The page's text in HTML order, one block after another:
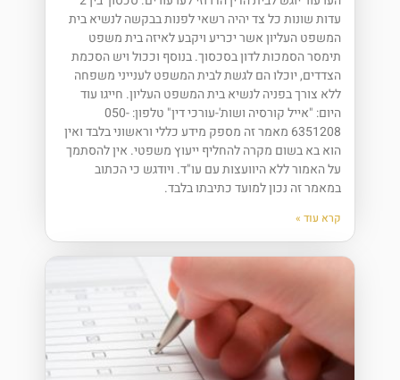
עדות שונות כל צד יהיה רשאי לפנות בבקשה לנשיא בית
המשפט העליון אשר יכריע ויקבע לאיזה בית משפט
תימסר הסמכות לדון בסכסוך. בנוסף וככול ויש הסכמת
הצדדים, יוכלו הם לגשת לבית המשפט לענייני משפחה
ללא צורך בפניה לנשיא בית המשפט העליון. חייגו עוד
היום: "אייל קורסיה ושות'-עורכי דין" טלפון: 050-
6351208 מאמר זה מספק מידע כללי וראשוני בלבד ואין
הוא בא בשום מקרה להחליף ייעוץ משפטי. אין להסתמך
על האמור ללא היוועצות עם עו"ד. ויודגש כי הכתוב
במאמר זה נכון למועד כתיבתו בלבד.
קרא עוד »